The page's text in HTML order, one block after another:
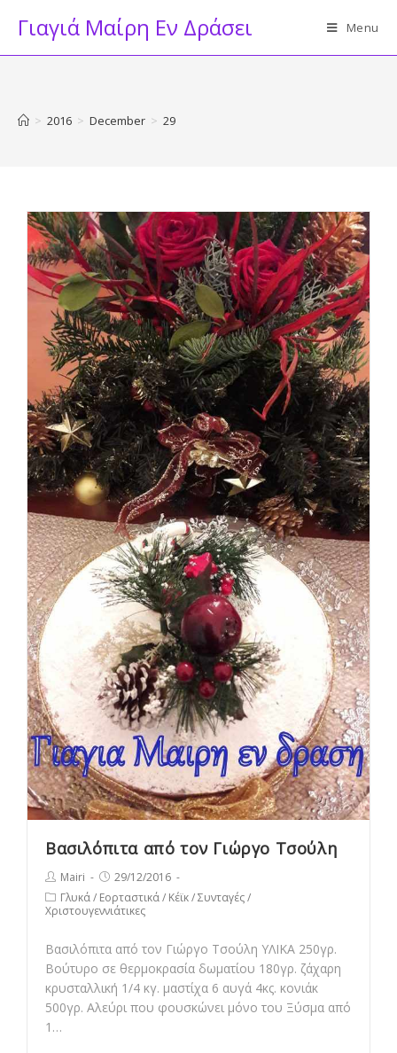
content
Γιαγιά Μαίρη Εν Δράσει Menu
> 2016 > December > 29
Βασιλόπιτα από τον Γιώργο Τσούλη
Post
author:
Mairi
Post
published:
29/12/2016
Post
category:
Γλυκά/ Εορταστικά/ Κέϊκ/Συνταγές/
Χριστουγεννιάτικες
Βασιλόπιτα από τον Γιώργο Τσούλη ΥΛΙΚΑ 250γρ.
Βούτυρο σε θερμοκρασία δωματίου 180γρ. ζάχαρη
κρυσταλλική 1/4 κγ. μαστίχα 6 αυγά 4κς. κονιάκ
500γρ. Αλεύρι που φουσκώνει μόνο του Ξύσμα από
1…